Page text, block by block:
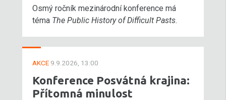
Osmý ročník mezinárodní konference má
téma The Public History of Difficult Pasts.
AKCE 9.9.2026, 13:00
Konference Posvátná krajina:
Přítomná minulost